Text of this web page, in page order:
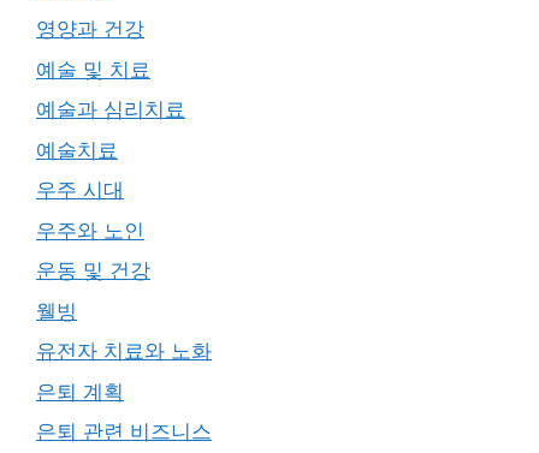
영양과 건강
예술 및 치료
예술과 심리치료
예술치료
우주 시대
우주와 노인
운동 및 건강
웰빙
유전자 치료와 노화
은퇴 계획
은퇴 관련 비즈니스